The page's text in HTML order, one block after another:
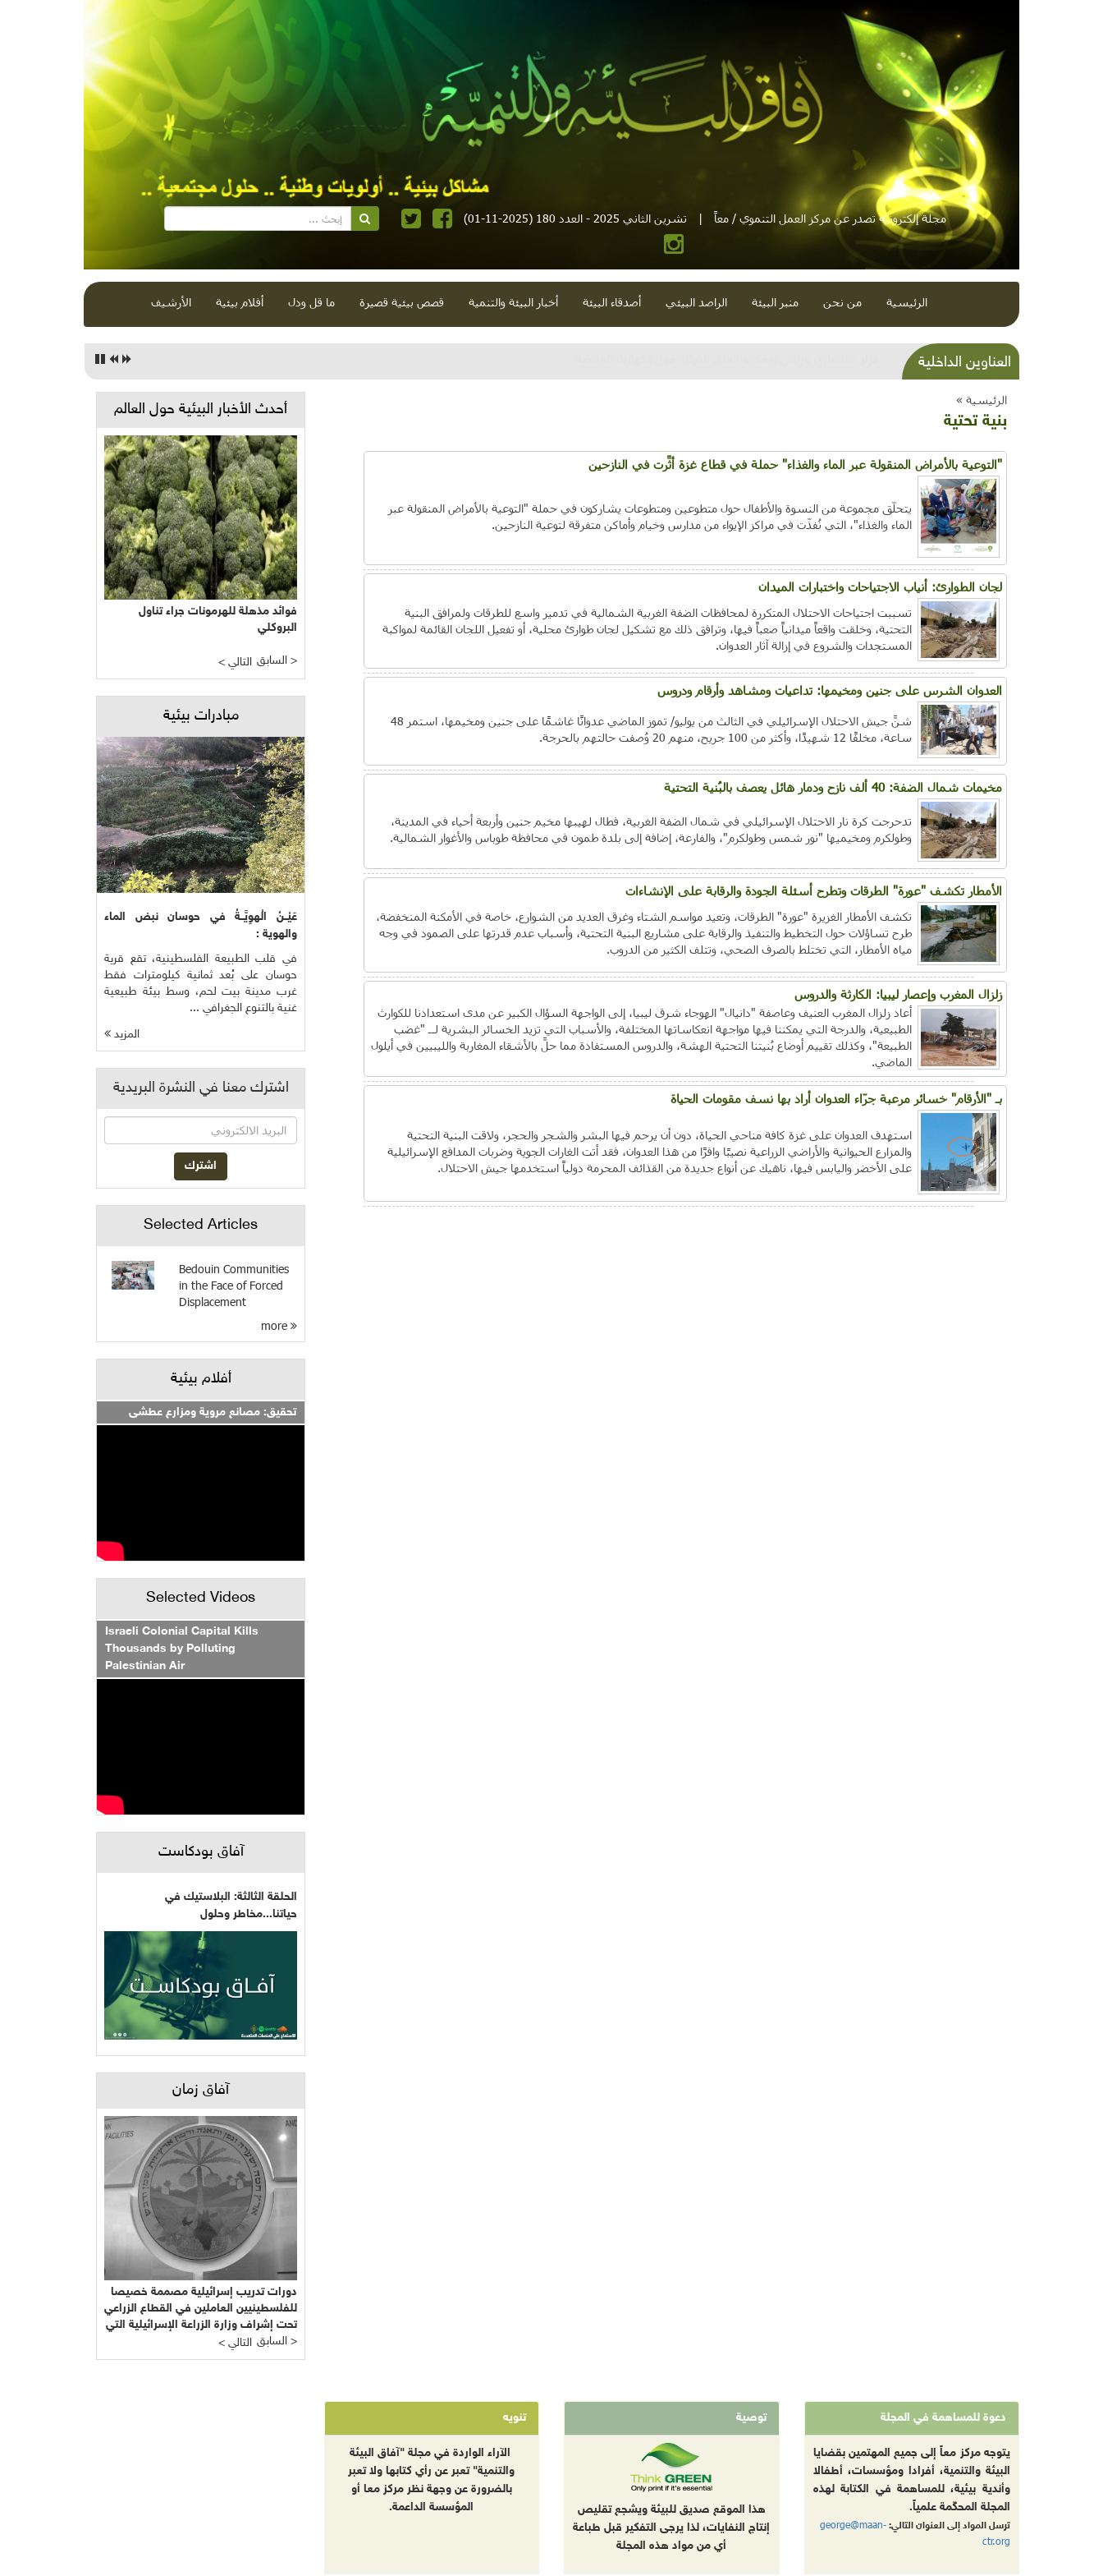
مجلة إلكترونية تصدر عن مركز العمل التنموي / معاً | تشرين الثاني 2025 - العدد 180 (2025-11-01)
الرئيسية من نحن منبر البيئة الراصد البيئي أصدقاء البيئة أخبار البيئة والتنمية قصص بيئية قصيرة ما قل ودل أفلام بيئية الأرشيف
العناوين الداخلية
الرئيسية »
بنية تحتية
"التوعية بالأمراض المنقولة عبر الماء والغذاء" حملة في قطاع غزة أثَّرت في النازحين
يتحلّق مجموعة من النسوة والأطفال حول متطوعين ومتطوعات يشاركون في حملة "التوعية بالأمراض المنقولة عبر
الماء والغذاء"، التي نُفذّت في مراكز الإيواء من مدارس وخيام وأماكن متفرقة لتوعية النازحين.
لجان الطوارئ: أنياب الاجتياحات واختبارات الميدان
تسببت اجتياحات الاحتلال المتكررة لمحافظات الضفة الغربية الشمالية في تدمير واسع للطرقات ولمرافق البنية
التحتية، وخلقت واقعاً ميدانياً صعباً فيها، وترافق ذلك مع تشكيل لجان طوارئ محلية، أو تفعيل اللجان القائمة لمواكبة
المستجدات والشروع في إزالة آثار العدوان.
العدوان الشرس على جنين ومخيمها: تداعيات ومشاهد وأرقام ودروس
شنَّ جيش الاحتلال الإسرائيلي في الثالث من يوليو/ تموز الماضي عدوانًا غاشمًا على جنين ومخيمها، استمر 48
ساعة، مخلفًا 12 شهيدًا، وأكثر من 100 جريح، منهم 20 وُصفت حالتهم بالحرجة.
مخيمات شمال الضفة: 40 ألف نازح ودمار هائل يعصف بالبُنية التحتية
تدحرجت كرة نار الاحتلال الإسرائيلي في شمال الضفة الغربية، فطال لهيبها مخيم جنين وأربعة أحياء في المدينة،
وطولكرم ومخيميها "نور شمس وطولكرم"، والفارعة، إضافة إلى بلدة طمون في محافظة طوباس والأغوار الشمالية.
الأمطار تكشف "عورة" الطرقات وتطرح أسئلة الجودة والرقابة على الإنشاءات
تكشف الأمطار الغزيرة "عورة" الطرقات، وتعيد مواسم الشتاء وغرق العديد من الشوارع، خاصة في الأمكنة المنخفضة،
طرح تساؤلات حول التخطيط والتنفيذ والرقابة على مشاريع البنية التحتية، وأسباب عدم قدرتها على الصمود في وجه
مياه الأمطار، التي تختلط بالصرف الصحي، وتتلف الكثير من الدروب.
زلزال المغرب وإعصار ليبيا: الكارثة والدروس
أعاد زلزال المغرب العنيف وعاصفة "دانيال" الهوجاء شرق ليبيا، إلى الواجهة السؤال الكبير عن مدى استعدادنا للكوارث
الطبيعية، والدرجة التي يمكننا فيها مواجهة انعكاساتها المختلفة، والأسباب التي تزيد الخسائر البشرية لــ "غضب
الطبيعة"، وكذلك تقييم أوضاع بُنيتنا التحتية الهشة، والدروس المستفادة مما حلَّ بالأشقاء المغاربة والليبيين في أيلول
الماضي.
بـ "الأرقام" خسائر مرعبة جرّاء العدوان أراد بها نسف مقومات الحياة
استهدف العدوان على غزة كافة مناحي الحياة، دون أن يرحم فيها البشر والشجر والحجر، ولاقت البنية التحتية
والمزارع الحيوانية والأراضي الزراعية نصيبًا وافرًا من هذا العدوان، فقد أتت الغارات الجوية وضربات المدافع الإسرائيلية
على الأخضر واليابس فيها، ناهيك عن أنواع جديدة من القذائف المحرمة دولياً استخدمها جيش الاحتلال.
أحدث الأخبار البيئية حول العالم
فوائد مذهلة للهرمونات جراء تناول
البروكلي
< التالي السابق >
مبادرات بيئية
عَيْــنُ الْهوِيَّــةُ في حوسان نبض الماء
والهوية :
في قلب الطبيعة الفلسطينية، تقع قرية
حوسان على بُعد ثمانية كيلومترات فقط
غرب مدينة بيت لحم، وسط بيئة طبيعية
غنية بالتنوع الجغرافي ...
المزيد
اشترك معنا في النشرة البريدية
Selected Articles
Bedouin Communities
in the Face of Forced
Displacement
أفلام بيئية
تحقيق: مصانع مروية ومزارع عطشى
Selected Videos
Israeli Colonial Capital Kills
Thousands by Polluting
Palestinian Air
آفاق بودكاست
الحلقة الثالثة: البلاستيك في
حياتنا...مخاطر وحلول
آفاق زمان
دورات تدريب إسرائيلية مصممة خصيصا
للفلسطينيين العاملين في القطاع الزراعي
تحت إشراف وزارة الزراعة الإسرائيلية التي
يرأسها يائير شَمِير نائب ليبرمان رئيس
"إسرائيل بيتنا"!!!
< التالي السابق >
دعوة للمساهمة في المجلة
يتوجه مركز معاً إلى جميع المهتمين بقضايا
البيئة والتنمية، أفرادا ومؤسسات، أطفالا
وأندية بيئية، للمساهمة في الكتابة لهذه
المجلة المحكّمة علمياً.
ترسل المواد إلى العنوان التالي:george@maan-
ctr.org
توصية
هذا الموقع صديق للبيئة ويشجع تقليص
إنتاج النفايات، لذا يرجى التفكير قبل طباعة
أي من مواد هذه المجلة
تنويه
الآراء الواردة في مجلة "آفاق البيئة
والتنمية" تعبر عن رأي كتابها ولا تعبر
بالضرورة عن وجهة نظر مركز معا أو
المؤسسة الداعمة.